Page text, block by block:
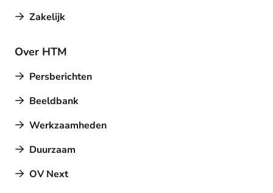
Zakelijk
Over HTM
Persberichten
Beeldbank
Werkzaamheden
Duurzaam
OV Next